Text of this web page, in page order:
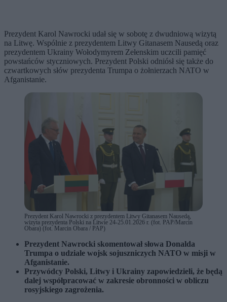
Prezydent Karol Nawrocki udał się w sobotę z dwudniową wizytą
na Litwę. Wspólnie z prezydentem Litwy Gitanasem Nausedą oraz
prezydentem Ukrainy Wołodymyrem Zełenskim uczcili pamięć
powstańców styczniowych. Prezydent Polski odniósł się także do
czwartkowych słów prezydenta Trumpa o żołnierzach NATO w
Afganistanie.
Prezydent Karol Nawrocki z prezydentem Litwy Gitanasem Nausedą,
wizyta prezydenta Polski na Litwie 24-25.01.2026 r. (fot. PAP/Marcin
Obara) (fot. Marcin Obara / PAP)
Prezydent Nawrocki skomentował słowa Donalda
Trumpa o udziale wojsk sojuszniczych NATO w misji w
Afganistanie.
Przywódcy Polski, Litwy i Ukrainy zapowiedzieli, że będą
dalej współpracować w zakresie obronności w obliczu
rosyjskiego zagrożenia.